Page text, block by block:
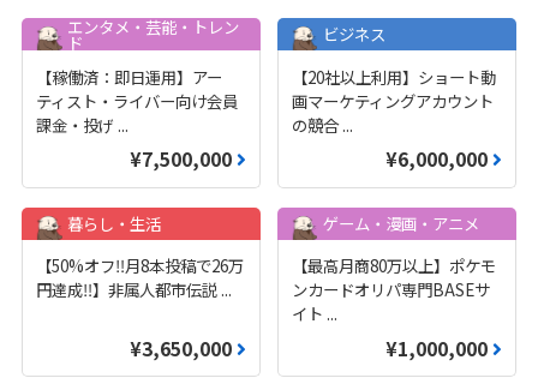
エンタメ・芸能・トレン
ド
【稼働済：即日運用】アー
ティスト・ライバー向け会員
課金・投げ ...
¥7,500,000
ビジネス
【20社以上利用】ショート動
画マーケティングアカウント
の競合...
¥6,000,000
暮らし・生活
【50%オフ‼️月8本投稿で26万
円達成‼️】非属人都市伝説 ...
¥3,650,000
ゲーム・漫画・アニメ
【最高月商80万以上】ポケモ
ンカードオリパ専門BASEサ
イト ...
¥1,000,000